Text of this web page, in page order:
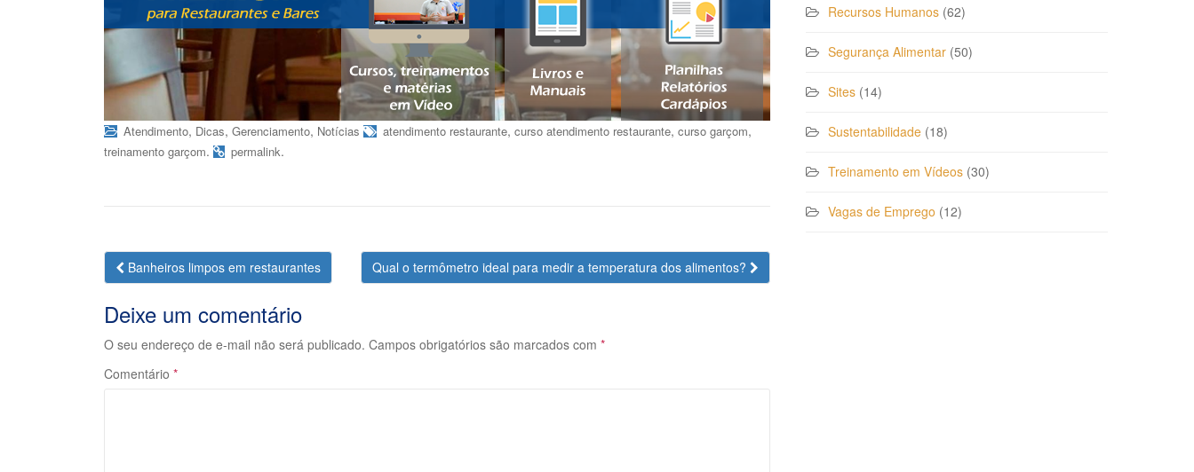
Atendimento, Dicas, Gerenciamento, Notícias atendimento restaurante, curso atendimento restaurante, curso garçom,
treinamento garçom. permalink.
Navegação
da
Postagem
Banheiros limpos em restaurantes Qual o termômetro ideal para medir a temperatura dos alimentos?
Deixe um comentário
O seu endereço de e-mail não será publicado. Campos obrigatórios são marcados com *
Comentário *
Recursos Humanos (62)
Segurança Alimentar (50)
Sites (14)
Sustentabilidade (18)
Treinamento em Vídeos (30)
Vagas de Emprego (12)